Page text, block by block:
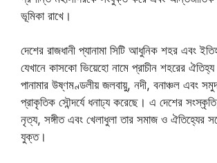
ভূমিকা রাখে।
দেশের রাজধানী প্যানামা সিটি আধুনিক শহর এবং
যেখানে কাসকো ভিয়েহো নামে প্রাচীন শহরের
পানামার উষ্ণমণ্ডলীয় জলবায়ু, নদী, বনাঞ্চল এবং
প্রাকৃতিক সৌন্দর্যে ধনাঢ্য করেছে। এ দেশের
নৃত্য, সঙ্গীত এবং খেলাধুলা তার সমাজ ও ঐতিহ্যের
যুক্ত।